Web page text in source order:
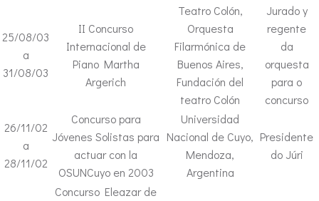
25/08/03
a
31/08/03
II Concurso
Internacional de
Piano Martha
Argerich
Teatro Colón,
Orquesta
Filarmónica de
Buenos Aires,
Fundación del
teatro Colón
Jurado y
regente
da
orquesta
para o
concurso
26/11/02
a
28/11/02
Concurso para
Jóvenes Solistas para
actuar con la
OSUNCuyo en 2003
Universidad
Nacional de Cuyo,
Mendoza,
Argentina
Presidente
do Júri
Concurso Eleazar de